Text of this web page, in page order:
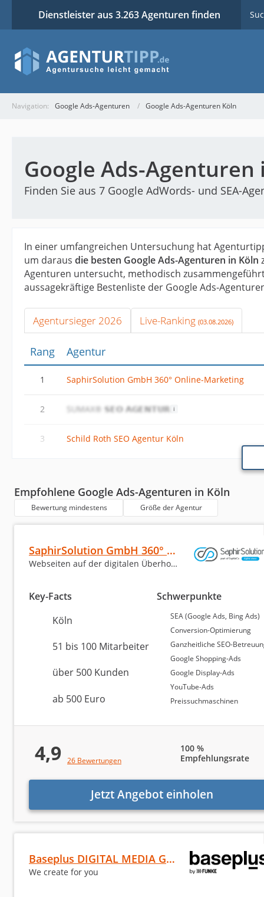
Dienstleister aus 3.263 Agenturen finden
Navigation: Google Ads-Agenturen Google Ads-Agenturen Köln
Google Ads-
Finden Sie aus 7 Google AdWords- und SEA-
In einer umfangreichen Untersuchung hat
um daraus die besten Google Ads-Agenturen in Köln
Agenturen untersucht, methodisch
aussagekräftige Bestenliste der Google Ads-
Agentursieger 2026 Live-Ranking (03.08.2026)
Rang Agentur
1 SaphirSolution GmbH 360° Online-Marketing
2 SUMAX® 𝗦𝗘𝗢 𝗔𝗚𝗘𝗡𝗧𝗨𝗥
3 Schild Roth SEO Agentur Köln
Die SaphirSolution GmbH 360° Online-Marketing
Google Ads-Agenturen an. Diese Agentur kann auf
von 10 Punkten und 216 Bewertungen. Ihre
Signal für ihre Dienstleistungen darstellt. Die Schild
Anzahl der Bewertungen zeigt das größere
Finden Sie die
Wir finden die richtige Agentur für Sie! Füllen
Bei welchen Aufgaben
Suchmaschinenoptimierung (SEO)
Social Media Marketing (Facebook etc.)
Website erstellen / Webdesign
Empfohlene Google Ads-Agenturen in Köln
Bewertung mindestens Größe der Agentur
SaphirSolution GmbH 360° Online-Marketing
Webseiten auf der digitalen Überholspur.
Key-Facts
Köln
51 bis 100 Mitarbeiter
über 500 Kunden
ab 500 Euro
Schwerpunkte
SEA (Google Ads, Bing Ads)
Conversion-Optimierung
Ganzheitliche SEO-
Google Shopping-Ads
Google Display-Ads
YouTube-Ads
Preissuchmaschinen
4,9 26 Bewertungen
100 %
Empfehlungsrate
Jetzt Angebot einholen
Baseplus DIGITAL MEDIA GmbH
We create for you